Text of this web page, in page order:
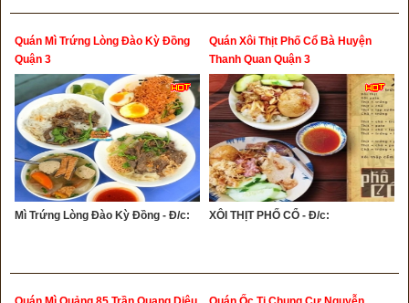
Quán Mì Trứng Lòng Đào Kỳ Đồng
Quận 3
Mì Trứng Lòng Đào Kỳ Đồng - Đ/c:
Quán Xôi Thịt Phố Cổ Bà Huyện
Thanh Quan Quận 3
XÔI THỊT PHỐ CỔ - Đ/c: